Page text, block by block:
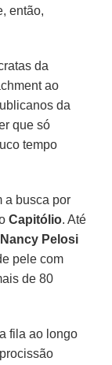
então,
da
ao
da
que só
tempo
a busca por
Capitólio. Até
Nancy Pelosi
pele com
de 80
fila ao longo